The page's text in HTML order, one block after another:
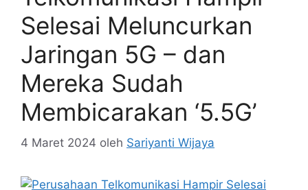
Selesai Meluncurkan
Jaringan 5G – dan
Mereka Sudah
Membicarakan ‘5.5G’
4 Maret 2024 oleh Sariyanti Wijaya